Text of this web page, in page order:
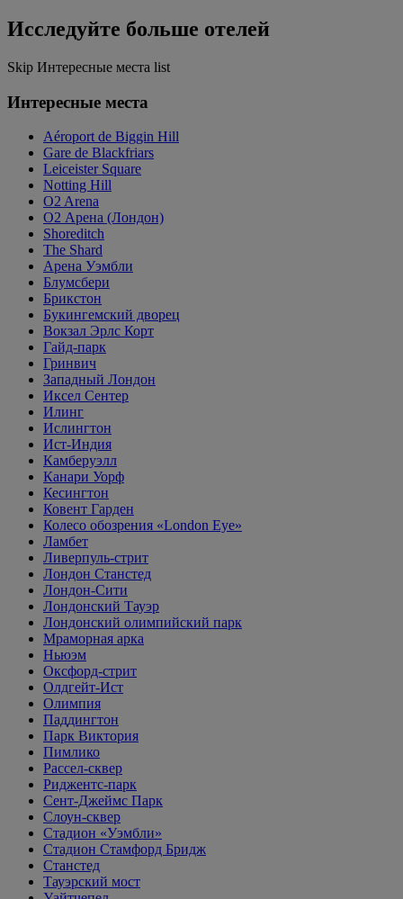
Исследуйте больше отелей
Skip Интересные места list
Интересные места
Aéroport de Biggin Hill
Gare de Blackfriars
Leiceister Square
Notting Hill
O2 Arena
O2 Арена (Лондон)
Shoreditch
The Shard
Арена Уэмбли
Блумсбери
Брикстон
Букингемский дворец
Вокзал Эрлс Корт
Гайд-парк
Гринвич
Западный Лондон
Иксел Сентер
Илинг
Ислингтон
Ист-Индия
Камберуэлл
Канари Уорф
Кесингтон
Ковент Гарден
Колесо обозрения «London Eye»
Ламбет
Ливерпуль-стрит
Лондон Станстед
Лондон-Сити
Лондонский Тауэр
Лондонский олимпийский парк
Мраморная арка
Ньюэм
Оксфорд-стрит
Олдгейт-Ист
Олимпия
Паддингтон
Парк Виктория
Пимлико
Рассел-сквер
Риджентс-парк
Сент-Джеймс Парк
Слоун-сквер
Стадион «Уэмбли»
Стадион Стамфорд Бридж
Станстед
Тауэрский мост